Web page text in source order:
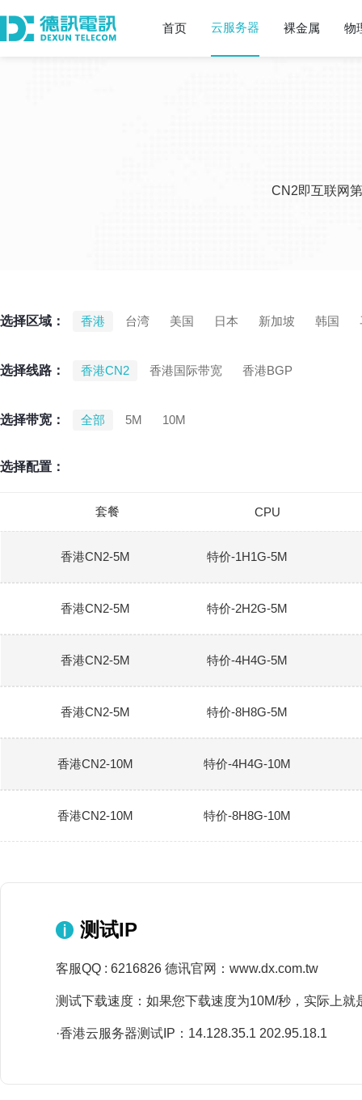
首页 云服务器 裸金属 物
CN2即互联网
选择区域： 香港 台湾 美国 日本 新加坡 韩国
选择线路： 香港CN2 香港国际带宽 香港BGP
选择带宽： 全部 5M 10M
选择配置：
套餐 CPU
香港CN2-5M 特价-1H1G-5M
香港CN2-5M 特价-2H2G-5M
香港CN2-5M 特价-4H4G-5M
香港CN2-5M 特价-8H8G-5M
香港CN2-10M 特价-4H4G-10M
香港CN2-10M 特价-8H8G-10M
测试IP
客服QQ : 6216826 德讯官网：www.dx.com.tw
测试下载速度：如果您下载速度为10M/秒，实际上就
·香港云服务器测试IP：14.128.35.1 202.95.18.1